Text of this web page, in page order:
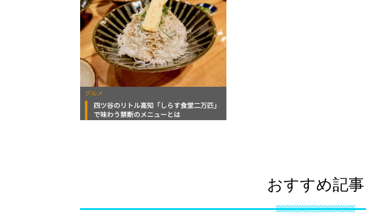
グルメ
四ツ谷のリトル高知「しらす食堂二万匹」
で味わう禁断のメニューとは
おすすめ記事